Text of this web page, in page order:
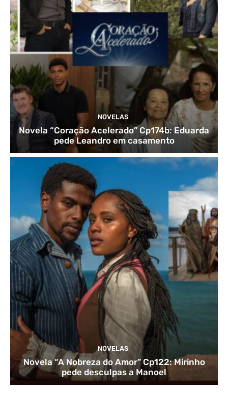
NOVELAS
Novela “Coração Acelerado” Cp174b: Eduarda
pede Leandro em casamento
NOVELAS
Novela “A Nobreza do Amor” Cp122: Mirinho
pede desculpas a Manoel